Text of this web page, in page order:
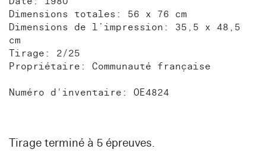
Dimensions totales: 56 x 76 cm
Dimensions de l’impression: 35,5 x 48,5
cm
Tirage: 2/25
Propriétaire: Communauté française
Numéro d'inventaire: OE4824
Tirage terminé à 5 épreuves.